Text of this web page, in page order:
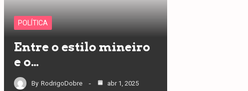
POLÍTICA
Entre o estilo mineiro
e o…
By RodrigoDobre abr 1, 2025